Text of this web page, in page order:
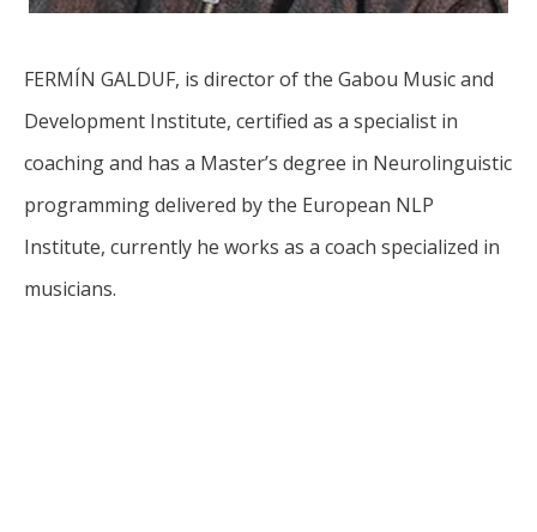
FERMÍN GALDUF, is director of the Gabou Music and
Development Institute, certified as a specialist in
coaching and has a Master’s degree in Neurolinguistic
programming delivered by the European NLP
Institute, currently he works as a coach specialized in
musicians.